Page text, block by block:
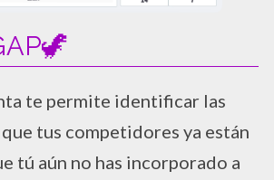
te permite identificar las
tus competidores ya están
tú aún no has incorporado a